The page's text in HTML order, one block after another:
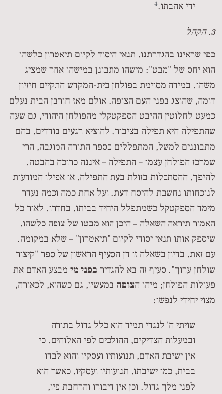
ידי אהבתו.4
3. הקהל
כפי שראינו בהגדרתנו, תנאי היסוד לקיום תיאטרון כלשהו
הוא יחס של "מבט": מישהו מתבונן במישהו אחר שמציג
משהו. במידה מסוימת בפולחן בית-המקדש התקיים חיזיון
דומה, שהוצג בפני העם הצופה. אולם מאז חורבן הבית נעלם
כמעט לחלוטין ההיבט הספקטקלי מהפולחן היהודי, גם שעה
שהתפילה היא תפילה בציבור. להוציא רגעים בודדים, בהם
מתבוננים למשל, המתפללים בספר התורה המוגבה, הרי
שמרכז הפולחן עצמו – התפילה – איננה כרוכה בהבטה.
להיפך, ההסתכלות בזולת בעת התפילה, או אפילו המודעות
לנוכחותו נחשבת להיסח דעת. ועל אחת כמה וכמה נעדר
מימד הספקטקל כשמתפלל היחיד בביתו, בחדרו. לאור כל
האמור תיראה השאלה – היכן הוא מבטו של צופה כלשהו,
שיספק אותו תנאי יסודי לקיום "תיאטרון" – שלא במקומה.
עם זאת, בדיון בשאלה זו דן הסעיף הראשון של ספר "קיצור
שולחן ערוך". סעיף זה בא להגדיר בפני מי מבצע האדם את
פעולות הפולחן; מיהו הצופה במעשיו, גם כשהוא, לכאורה,
מצוי יחידי לנפשו:
שויתי ה' לנגדי תמיד הוא כלל גדול בתורה
ובמעלות הצדיקים, ההולכים לפי האלוהים. כי
אין ישיבת האדם, תנועותיו ועסקיו והוא לבדו
בבית, כמו ישיבתו, תנועותיו ועסקיו, כאשר הוא
לפני מלך גדול. וכן אין דיבורו והרחבת פיו,